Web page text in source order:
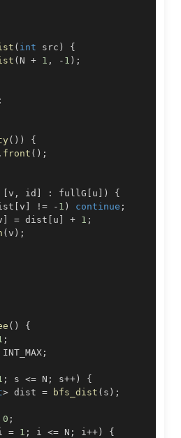
( int src )
{
( N + 1 , - 1 ) ;
;
( ) )
{
. front ( ) ;
[v , id ] : fullG [ u ] )
{
[v ] != - 1 ) continue ;
] = dist [ u ] + 1 ;
(v ) ;
( )
{
;
INT_MAX ;
; s <= N ; s++)
{
> dist = bfs_dist ( s ) ;
0 ;
= 1 ; i <= N ; i ++)
{